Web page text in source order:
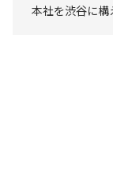
本社を渋谷に構